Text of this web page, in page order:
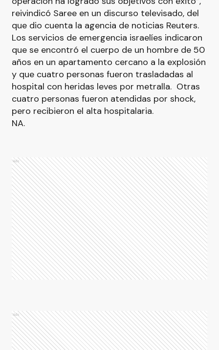
reivindicó Saree en un discurso televisado, del
que dio cuenta la agencia de noticias Reuters.
Los servicios de emergencia israelíes indicaron
que se encontró el cuerpo de un hombre de 50
años en un apartamento cercano a la explosión
y que cuatro personas fueron trasladadas al
hospital con heridas leves por metralla. Otras
cuatro personas fueron atendidas por shock,
pero recibieron el alta hospitalaria.
NA.
Ads
Ads